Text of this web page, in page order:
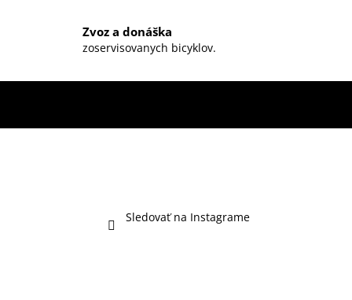
p
s
Zvoz a donáška
zoservisovanych bicyklov.
Sledovať na Instagrame